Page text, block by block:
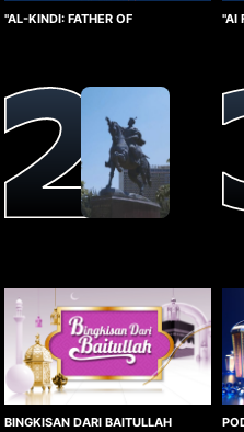
"AL-KINDI: FATHER OF
"AI
BINGKISAN DARI BAITULLAH